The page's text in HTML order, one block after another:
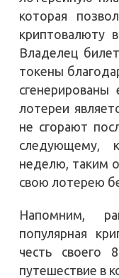
которая
криптовалюту
Владелец
токены
лотереи
не сгорают
следующему,
неделю, таким
свою лотерею
Напомним,
популярная
честь своего
путешествие в